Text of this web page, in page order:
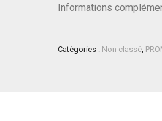
Informations
Catégories : Non classé,